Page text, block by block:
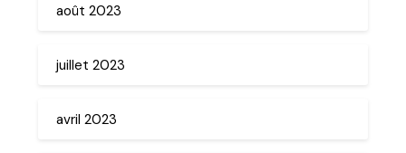
août 2023
juillet 2023
avril 2023